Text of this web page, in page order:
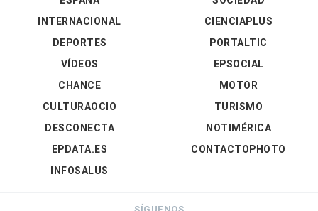
INTERNACIONAL
DEPORTES
VÍDEOS
CIENCIAPLUS
PORTALTIC
EPSOCIAL
CHANCE
CULTURAOCIO
DESCONECTA
EPDATA.ES
INFOSALUS
MOTOR
TURISMO
NOTIMÉRICA
CONTACTOPHOTO